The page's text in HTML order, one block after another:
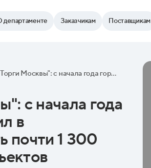
департаменте Заказчикам Поставщикам
"Торги Москвы": с начала года город оформил в собственность почти 1 300 бесхозных объектов
с начала года
в
почти 1 300